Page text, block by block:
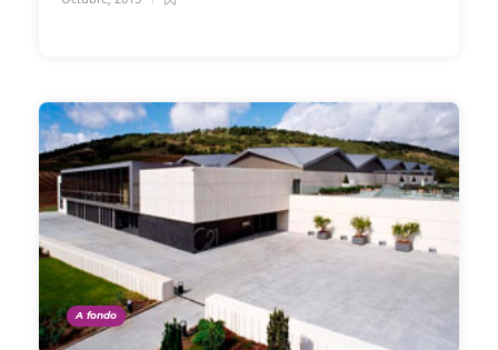
A fondo